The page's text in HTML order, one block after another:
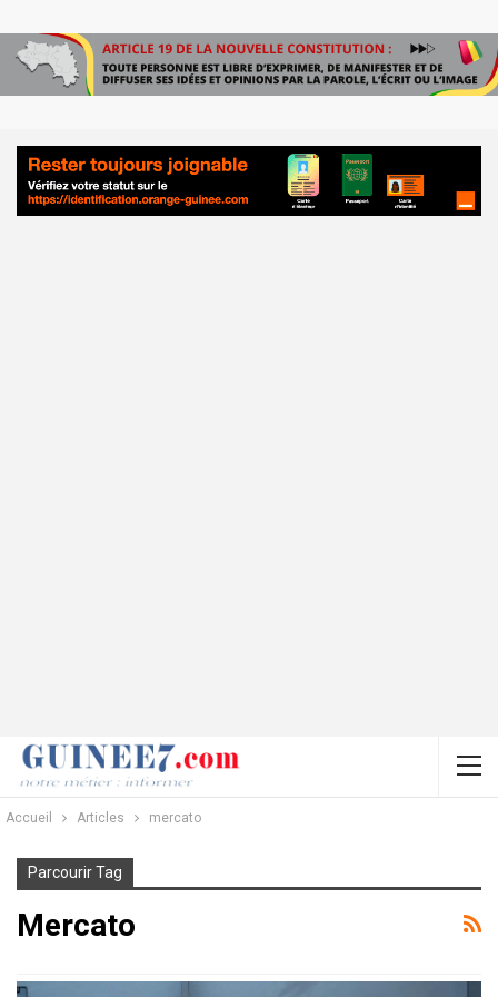
Accueil Articles mercato
Parcourir Tag
Mercato